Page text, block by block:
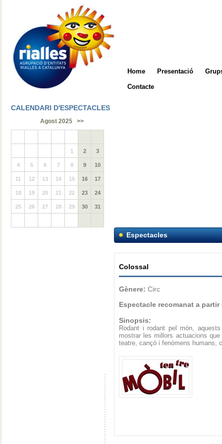
Home Presentació
Contacte
CALENDARI D'ESPECTACLES
Agost 2025 >>
1 2 3
4 5 6 7 8 9 10
11 12 13 14 15 16 17
18 19 20 21 22 23 24
25 26 27 28 29 30 31
Espectacles
Colossal
Gènere: Circ
Espectacle recomanat a partir
Sinopsis:
Rodant i rodant pel món,
mostrar les millors actuacions
teatre, cançó i fenòmens humans,